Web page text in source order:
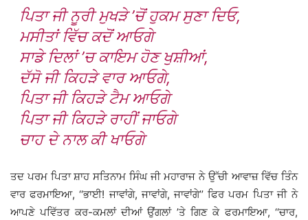
ਪਿਤਾ ਜੀ ਨੂਰੀ ਮੁਖੜੇ ’ਚੋਂ ਹੁਕਮ ਸੁਣਾ ਦਿਓ,
ਮਸੀਤਾਂ ਵਿੱਚ ਕਦੋਂ ਆਓਗੇ
ਸਾਡੇ ਦਿਲਾਂ ’ਚ ਕਾਇਮ ਹੋਣ ਖੁਸ਼ੀਆਂ,
ਦੱਸੋ ਜੀ ਕਿਹੜੇ ਵਾਰ ਆਓਗੇ,
ਪਿਤਾ ਜੀ ਕਿਹੜੇ ਟੈਮ ਆਓਗੇ
ਪਿਤਾ ਜੀ ਕਿਹੜੇ ਰਾਹੀਂ ਜਾਓਗੇ
ਚਾਹ ਦੇ ਨਾਲ ਕੀ ਖਾਓਗੇ
ਤਦ ਪਰਮ ਪਿਤਾ ਸ਼ਾਹ ਸਤਿਨਾਮ ਸਿੰਘ ਜੀ ਮਹਾਰਾਜ ਨੇ ਉੱਚੀ ਆਵਾਜ਼ ਵਿੱਚ ਤਿੰਨ
ਵਾਰ ਫਰਮਾਇਆ, ‘‘ਭਾਈ! ਜਾਵਾਂਗੇ, ਜਾਵਾਂਗੇ, ਜਾਵਾਂਗੇ’’ ਫਿਰ ਪਰਮ ਪਿਤਾ ਜੀ ਨੇ
ਆਪਣੇ ਪਵਿੱਤਰ ਕਰ-ਕਮਲਾਂ ਦੀਆਂ ਉਂਗਲਾਂ ’ਤੇ ਗਿਣ ਕੇ ਫਰਮਾਇਆ, ‘‘ਚਾਰ,